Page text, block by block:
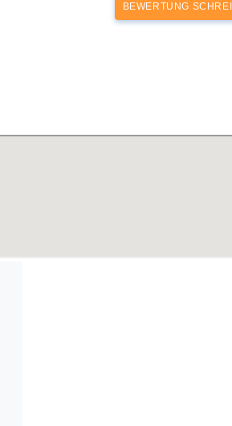
BEWERTUNG